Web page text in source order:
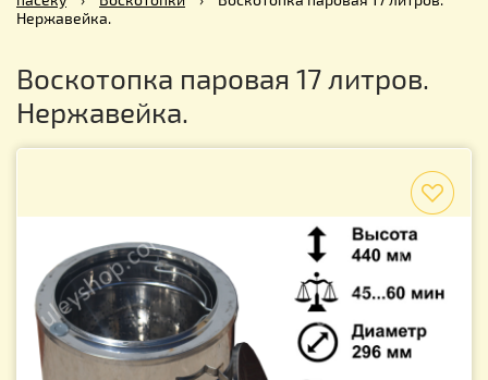
Нержавейка.
Воскотопка паровая 17 литров.
Нержавейка.